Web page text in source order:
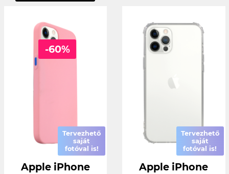
-60%
Tervezhető
saját
fotóval is!
Apple iPhone
Tervezhető
saját
fotóval is!
Apple iPhone